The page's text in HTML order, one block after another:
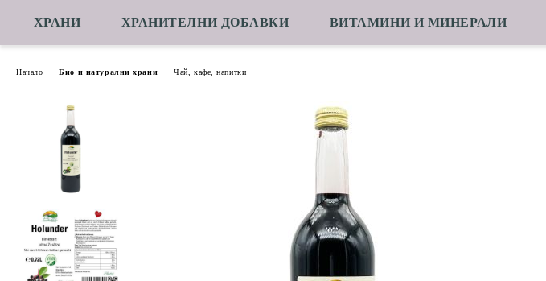
ХРАНИ ХРАНИТЕЛНИ ДОБАВКИ ВИТАМИНИ И МИНЕРАЛИ
Начало Био и натурални храни Чай, кафе, напитки